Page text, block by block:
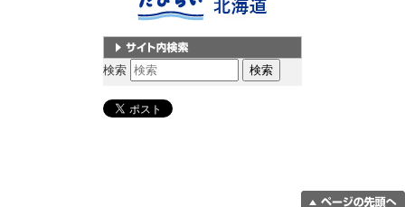
サイト内検索
検索